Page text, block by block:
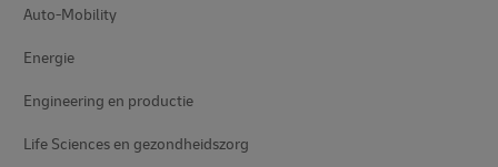
Auto-Mobility
Energie
Engineering en productie
Life Sciences en gezondheidszorg